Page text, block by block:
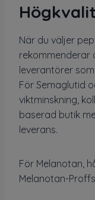
När du väljer
rekommenderar
leverantörer
För Semaglutid
viktminskning,
baserad butik
leverans.
För Melanotan,
Melanotan-